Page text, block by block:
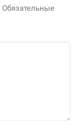
Обязательные